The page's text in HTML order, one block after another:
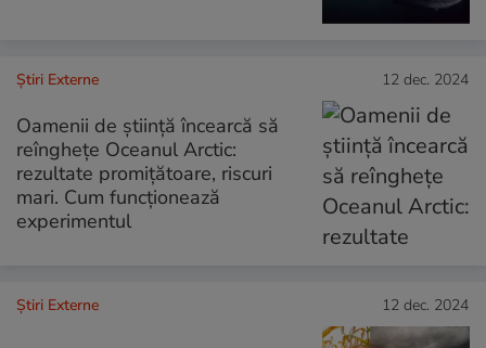
Știri Externe 12 dec. 2024
Oamenii de știință încearcă să
reînghețe Oceanul Arctic:
rezultate promițătoare, riscuri
mari. Cum funcționează
experimentul
Știri Externe 12 dec. 2024